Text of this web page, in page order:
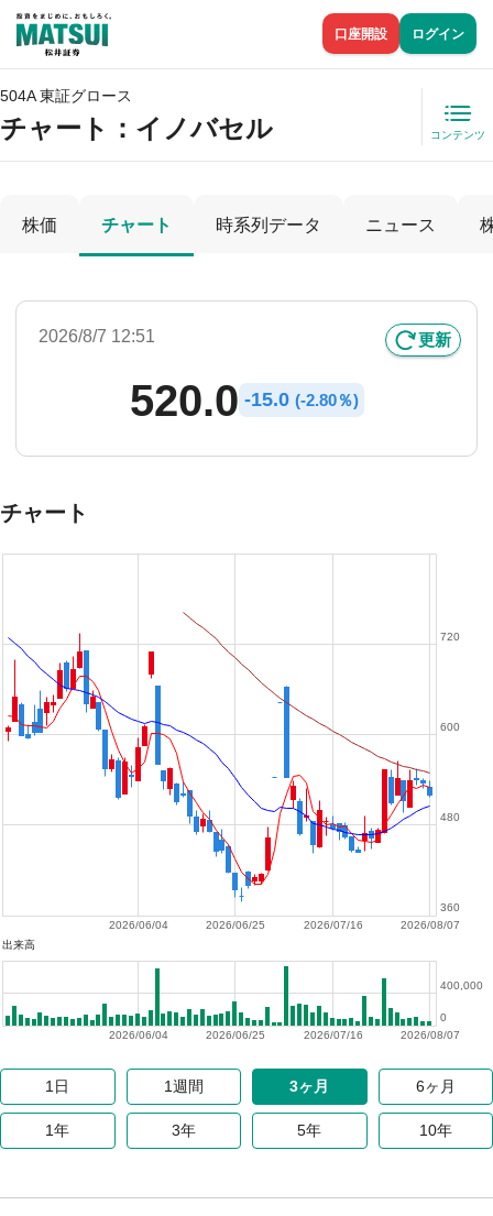
口座開設 ログイン
504A 東証グロース
チャート： イノバセル コンテンツ
株価 チャート 時系列データ ニュース
2026/8/7 12:51 更新
520.0 -15.0 (-2.80％)
チャート
2026/08/07
2026/07/16
2026/06/25
2026/06/04
360
480
600
720
出来高
2026/08/07
2026/07/16
2026/06/25
2026/06/04
0
400,000
1日 1週間 3ヶ月 6ヶ月
1年 3年 5年 10年